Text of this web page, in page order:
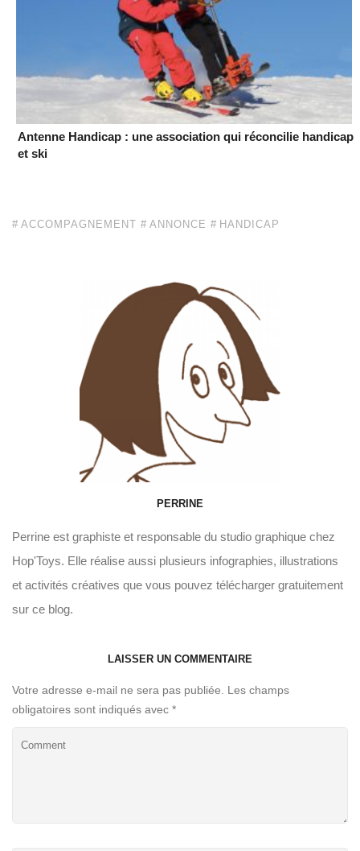
Antenne Handicap : une association qui réconcilie handicap
et ski
ACCOMPAGNEMENT ANNONCE HANDICAP
PERRINE
Perrine est graphiste et responsable du studio graphique chez
Hop'Toys. Elle réalise aussi plusieurs infographies, illustrations
et activités créatives que vous pouvez télécharger gratuitement
sur ce blog.
LAISSER UN COMMENTAIRE
Votre adresse e-mail ne sera pas publiée. Les champs
obligatoires sont indiqués avec *